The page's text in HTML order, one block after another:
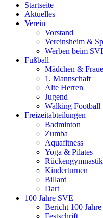
Startseite
Aktuelles
Verein
Vorstand
Vereinsheim &
Werben beim
Fußball
Mädchen &
1. Mannschaft
Alte Herren
Jugend
Walking Football
Freizeitabteilungen
Badminton
Zumba
Aquafitness
Yoga & Pilates
Rückengymnastik
Kinderturnen
Billard
Dart
100 Jahre SVE
Bericht 100
Festschrift